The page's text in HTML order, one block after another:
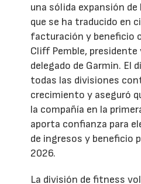
una sólida expansión
que se ha traducido en
facturación y beneficio
Cliff Pemble, presidente
delegado de Garmin. El
todas las divisiones
crecimiento y aseguró
la compañía en la
aporta confianza para
de ingresos y beneficio
2026.
La división de fitness